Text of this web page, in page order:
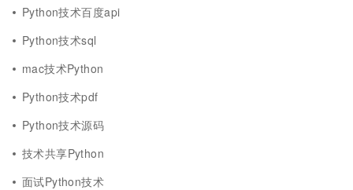
Python技术百度api
Python技术sql
mac技术Python
Python技术pdf
Python技术源码
技术共享Python
面试Python技术